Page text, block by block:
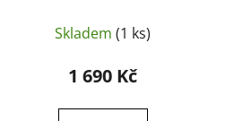
Tex, Coyote
Skladem (1 ks)
1 690 Kč